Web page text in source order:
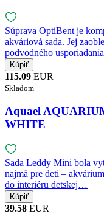
Súprava OptiBent je
akváriová sada. Jej
podvodného
115.09 EUR
Skladom
Aquael
WHITE
Sada Leddy Mini bola
najmä pre deti –
do interiéru detskej…
39.58 EUR